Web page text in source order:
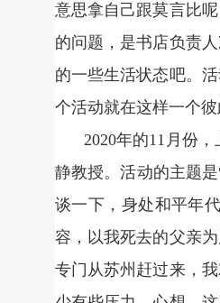
意思拿自己跟莫言比
的问题，是书店负责
的一些生活状态吧。
个活动就在这样一个
2020年的11月份
静教授。活动的主题
谈一下，身处和平年
容，以我死去的父亲
专门从苏州赶过来，